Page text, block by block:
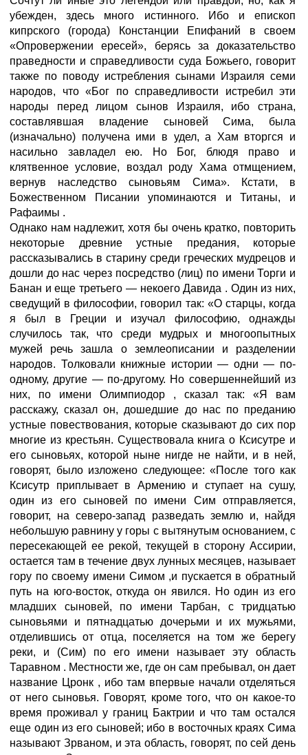
убежден, здесь много истинного. Ибо и епископ
кипрского (города) Констанции Епифаний в своем
«Опровержении ересей», берясь за доказательство
праведности и справедливости суда Божьего, говорит
также по поводу истребления сынами Израиля семи
народов, что «Бог по справедливости истребил эти
народы перед лицом сынов Израиля, ибо страна,
составлявшая владение сыновей Сима, была
(изначально) получена ими в удел, а Хам вторгся и
насильно завладел ею. Но Бог, блюдя право и
клятвенное условие, воздал роду Хама отмщением,
вернув наследство сыновьям Сима». Кстати, в
Божественном Писании упоминаются и Титаны, и
Рафаимы .
Однако нам надлежит, хотя бы очень кратко, повторить
некоторые древние устные предания, которые
рассказывались в старину среди греческих мудрецов и
дошли до нас через посредство (лиц) по имени Торги и
Банан и еще третьего — некоего Давида . Один из них,
сведущий в философии, говорил так: «О старцы, когда
я был в Греции и изучал философию, однажды
случилось так, что среди мудрых и многоопытных
мужей речь зашла о землеописании и разделении
народов. Толковали книжные истории — одни — по-
одному, другие — по-другому. Но совершеннейший из
них, по имени Олимпиодор , сказал так: «Я вам
расскажу, сказал он, дошедшие до нас по преданию
устные повествования, которые сказывают до сих пор
многие из крестьян. Существовала книга о Ксисутре и
его сыновьях, которой ныне нигде не найти, и в ней,
говорят, было изложено следующее: «После того как
Ксисутр приплывает в Армению и ступает на сушу,
один из его сыновей по имени Сим отправляется,
говорит, на северо-запад разведать землю и, найдя
небольшую равнину у горы с вытянутым основанием, с
пересекающей ее рекой, текущей в сторону Ассирии,
остается там в течение двух лунных месяцев, называет
гору по своему имени Симом ,и пускается в обратный
путь на юго-восток, откуда он явился. Но один из его
младших сыновей, по имени Тарбан, с тридцатью
сыновьями и пятнадцатью дочерьми и их мужьями,
отделившись от отца, поселяется на том же берегу
реки, и (Сим) по его имени называет эту область
Таравном . Местности же, где он сам пребывал, он дает
название Цронк , ибо там впервые начали отделяться
от него сыновья. Говорят, кроме того, что он какое-то
время проживал у границ Бактрии и что там остался
еще один из его сыновей; ибо в восточных краях Сима
называют Зрваном, и эта область, говорят, по сей день